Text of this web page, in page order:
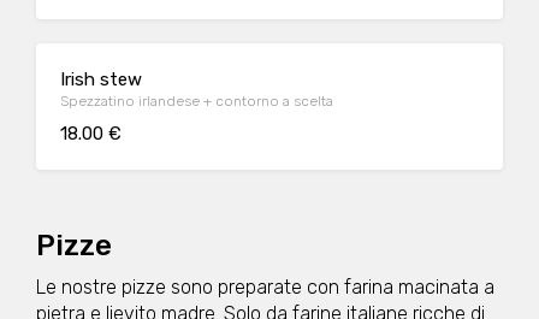
Irish stew
Spezzatino irlandese + contorno a scelta
18.00 €
Pizze
Le nostre pizze sono preparate con farina macinata a
pietra e lievito madre. Solo da farine italiane ricche di